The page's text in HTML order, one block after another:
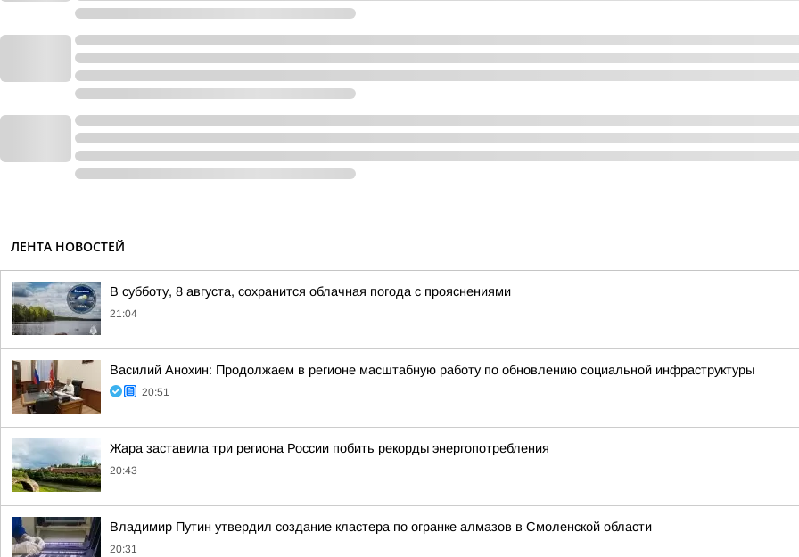
ЛЕНТА НОВОСТЕЙ
В субботу, 8 августа, сохранится облачная погода с прояснениями
21:04
Василий Анохин: Продолжаем в регионе масштабную работу по обновлению социальной инфраструктуры
20:51
Жара заставила три региона России побить рекорды энергопотребления
20:43
Владимир Путин утвердил создание кластера по огранке алмазов в Смоленской области
20:31